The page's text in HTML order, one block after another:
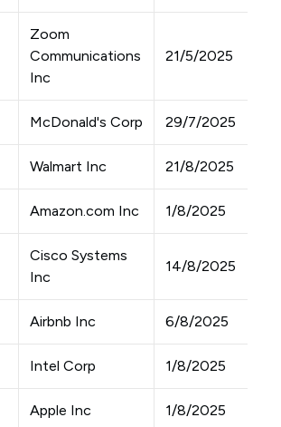
Zoom
Communications
Inc
21/5/2025
McDonald's Corp 29/7/2025
Walmart Inc 21/8/2025
Amazon.com Inc 1/8/2025
Cisco Systems
Inc
14/8/2025
Airbnb Inc 6/8/2025
Intel Corp 1/8/2025
Apple Inc 1/8/2025